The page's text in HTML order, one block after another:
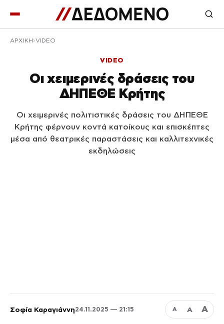
ΑΡΧΙΚΉ VIDEO
VIDEO
Οι χειμερινές δράσεις του
ΔΗΠΕΘΕ Κρήτης
Οι χειμερινές πολιτιστικές δράσεις του ΔΗΠΕΘΕ
Κρήτης φέρνουν κοντά κατοίκους και επισκέπτες
μέσα από θεατρικές παραστάσεις και καλλιτεχνικές
εκδηλώσεις
Σοφία Καραγιάννη24.11.2025 — 21:15 Α Α Α